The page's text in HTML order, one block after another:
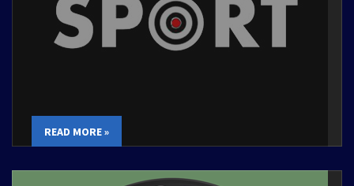
READ MORE »